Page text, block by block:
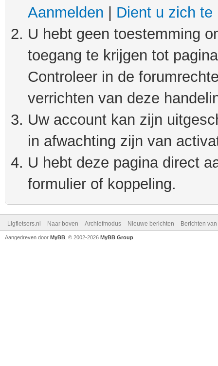
Aanmelden
Dient u zich te
U hebt geen toestemming
toegang te krijgen tot
Controleer in de
verrichten van deze
Uw account kan zijn
in afwachting zijn van
U hebt deze pagina direct
formulier of koppeling.
Ligfietsers.nl Naar boven Archiefmodus Nieuwe berichten Berichten
Aangedreven door MyBB , © 2002-2026 MyBB Group